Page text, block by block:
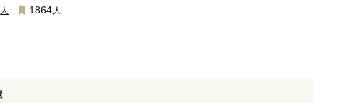
人 1864 人